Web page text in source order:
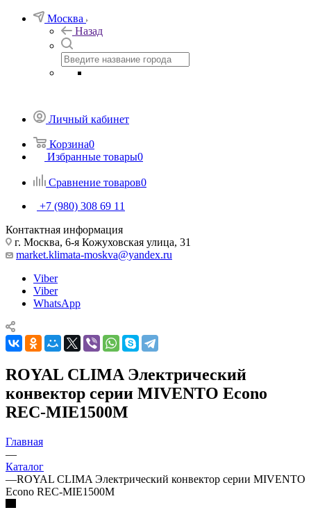
Москва
Назад
Личный кабинет
Корзина0
Избранные товары0
Сравнение товаров0
+7 (980) 308 69 11
Контактная информация
г. Москва, 6-я Кожуховская улица, 31
market.klimata-moskva@yandex.ru
Viber
Viber
WhatsApp
ROYAL CLIMA Электрический
конвектор серии MIVENTO Econo
REC-MIE1500M
Главная
—
Каталог
—ROYAL CLIMA Электрический конвектор серии MIVENTO
Econo REC-MIE1500M